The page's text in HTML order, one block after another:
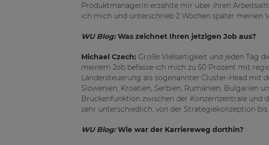
Produktmanagerin erzählte mir über ihren
ich mich und unterschrieb 2 Wochen später meinen
WU Blog:Was zeichnet Ihren jetzigen Job aus?
Michael Czech: Große Vielseitigkeit und jeden Tag
meinem Job befasse ich mich zu 50 Prozent mit
Ländersteuerung als sogenannter Cluster-Head mit
Slowenien, Kroatien, Serbien, Rumänien, Bulgarien
Brückenfunktion zwischen der Konzernzentrale und
sehr unterschiedlich, von der Strategiekonzeption
WU Blog:Wie war der Karriereweg dorthin?